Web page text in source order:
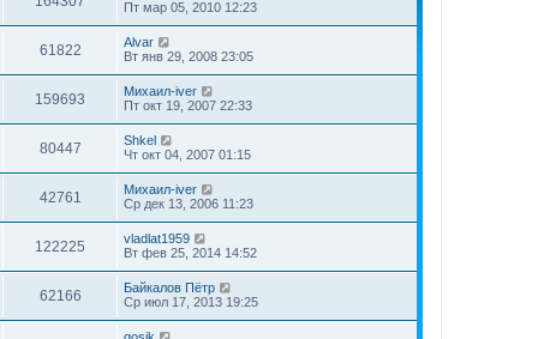
Пт мар 05, 2010 12:23
61822
Alvar
Вт янв 29, 2008 23:05
159693
Михаил-iver
Пт окт 19, 2007 22:33
80447
Shkel
Чт окт 04, 2007 01:15
42761
Михаил-iver
Ср дек 13, 2006 11:23
122225
vladlat1959
Вт фев 25, 2014 14:52
62166
Байкалов Пётр
Ср июл 17, 2013 19:25
gosik